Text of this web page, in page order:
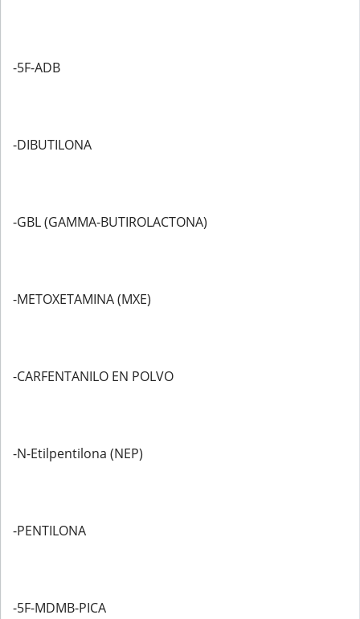
-5F-ADB
-DIBUTILONA
-GBL (GAMMA-BUTIROLACTONA)
-METOXETAMINA (MXE)
-CARFENTANILO EN POLVO
-N-Etilpentilona (NEP)
-PENTILONA
-5F-MDMB-PICA